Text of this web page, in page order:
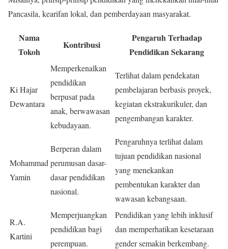
Pancasila, kearifan lokal, dan pemberdayaan masyarakat.
Nama
Tokoh
Kontribusi
Pengaruh Terhadap
Pendidikan Sekarang
Ki Hajar
Dewantara
Memperkenalkan
pendidikan
berpusat pada
anak, berwawasan
kebudayaan.
Terlihat dalam pendekatan
pembelajaran berbasis proyek,
kegiatan ekstrakurikuler, dan
pengembangan karakter.
Mohammad
Yamin
Berperan dalam
perumusan dasar-
dasar pendidikan
nasional.
Pengaruhnya terlihat dalam
tujuan pendidikan nasional
yang menekankan
pembentukan karakter dan
wawasan kebangsaan.
R.A.
Kartini
Memperjuangkan
pendidikan bagi
perempuan.
Pendidikan yang lebih inklusif
dan memperhatikan kesetaraan
gender semakin berkembang.